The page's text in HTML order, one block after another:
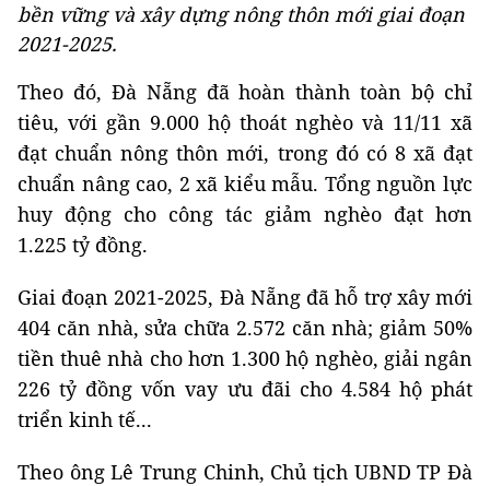
bền vững và xây dựng nông thôn mới giai đoạn
2021-2025.
Theo đó, Đà Nẵng đã hoàn thành toàn bộ chỉ
tiêu, với gần 9.000 hộ thoát nghèo và 11/11 xã
đạt chuẩn nông thôn mới, trong đó có 8 xã đạt
chuẩn nâng cao, 2 xã kiểu mẫu. Tổng nguồn lực
huy động cho công tác giảm nghèo đạt hơn
1.225 tỷ đồng.
Giai đoạn 2021-2025, Đà Nẵng đã hỗ trợ xây mới
404 căn nhà, sửa chữa 2.572 căn nhà; giảm 50%
tiền thuê nhà cho hơn 1.300 hộ nghèo, giải ngân
226 tỷ đồng vốn vay ưu đãi cho 4.584 hộ phát
triển kinh tế...
Theo ông Lê Trung Chinh, Chủ tịch UBND TP Đà